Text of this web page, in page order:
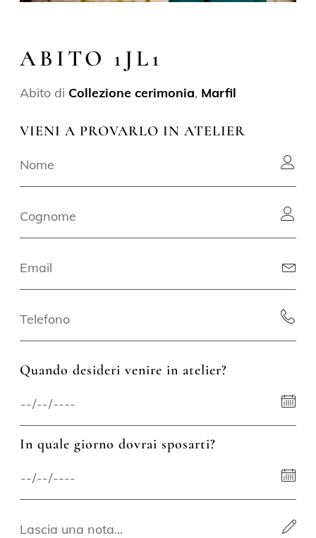
ABITO 1JL1
Abito di Collezione cerimonia, Marfil
VIENI A PROVARLO IN ATELIER
Quando desideri venire in atelier?
In quale giorno dovrai sposarti?